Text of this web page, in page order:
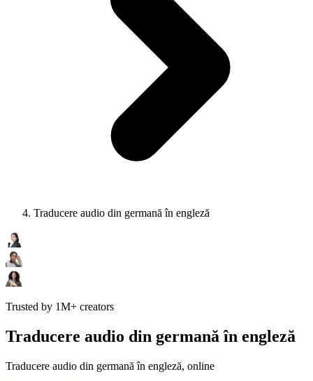
Traducere audio din germană în engleză
Trusted by 1M+ creators
Traducere audio din germană în engleză
Traducere audio din germană în engleză, online